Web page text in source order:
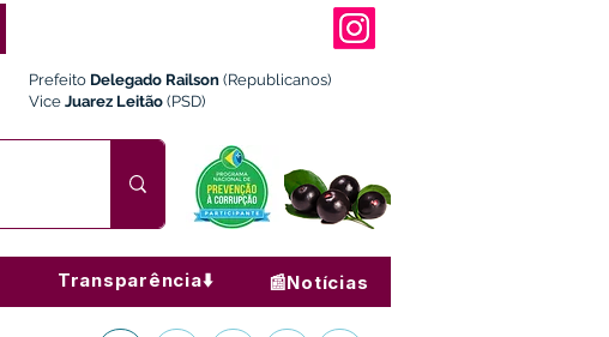
Prefeito Delegado Railson (Republicanos)
Vice Juarez Leitão (PSD)
Transparência⬇️ 📰Notícias